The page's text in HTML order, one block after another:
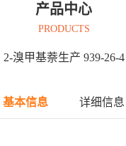
产品中心
PRODUCTS
2-溴甲基萘生产 939-26-4
基本信息 详细信息